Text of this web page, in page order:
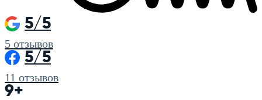
5/5
5 отзывов
5/5
11 отзывов
9+